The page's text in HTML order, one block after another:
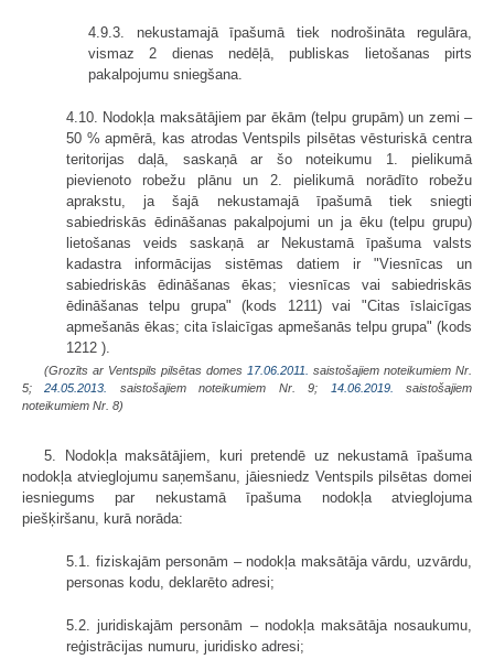
4.9.3. nekustamajā īpašumā tiek nodrošināta regulāra,
vismaz 2 dienas nedēļā, publiskas lietošanas pirts
pakalpojumu sniegšana.
4.10. Nodokļa maksātājiem par ēkām (telpu grupām) un zemi –
50 % apmērā, kas atrodas Ventspils pilsētas vēsturiskā centra
teritorijas daļā, saskaņā ar šo noteikumu 1. pielikumā
pievienoto robežu plānu un 2. pielikumā norādīto robežu
aprakstu, ja šajā nekustamajā īpašumā tiek sniegti
sabiedriskās ēdināšanas pakalpojumi un ja ēku (telpu grupu)
lietošanas veids saskaņā ar Nekustamā īpašuma valsts
kadastra informācijas sistēmas datiem ir "Viesnīcas un
sabiedriskās ēdināšanas ēkas; viesnīcas vai sabiedriskās
ēdināšanas telpu grupa" (kods 1211) vai "Citas īslaicīgas
apmešanās ēkas; cita īslaicīgas apmešanās telpu grupa" (kods
1212 ).
(Grozīts ar Ventspils pilsētas domes 17.06.2011.
saistošajiem noteikumiem Nr.
5;24.05.2013. saistošajiem noteikumiem Nr. 9; 14.06.2019.
saistošajiem
noteikumiem Nr. 8)
5. Nodokļa maksātājiem, kuri pretendē uz nekustamā īpašuma
nodokļa atvieglojumu saņemšanu, jāiesniedz Ventspils pilsētas domei
iesniegums par nekustamā īpašuma nodokļa atvieglojuma
piešķiršanu, kurā norāda:
5.1. fiziskajām personām – nodokļa maksātāja vārdu, uzvārdu,
personas kodu, deklarēto adresi;
5.2. juridiskajām personām – nodokļa maksātāja nosaukumu,
reģistrācijas numuru, juridisko adresi;